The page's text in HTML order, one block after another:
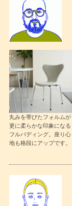
丸みを帯びたフォルムが
更に柔らかな印象になる
フルパディング。座り心
地も格段にアップです。